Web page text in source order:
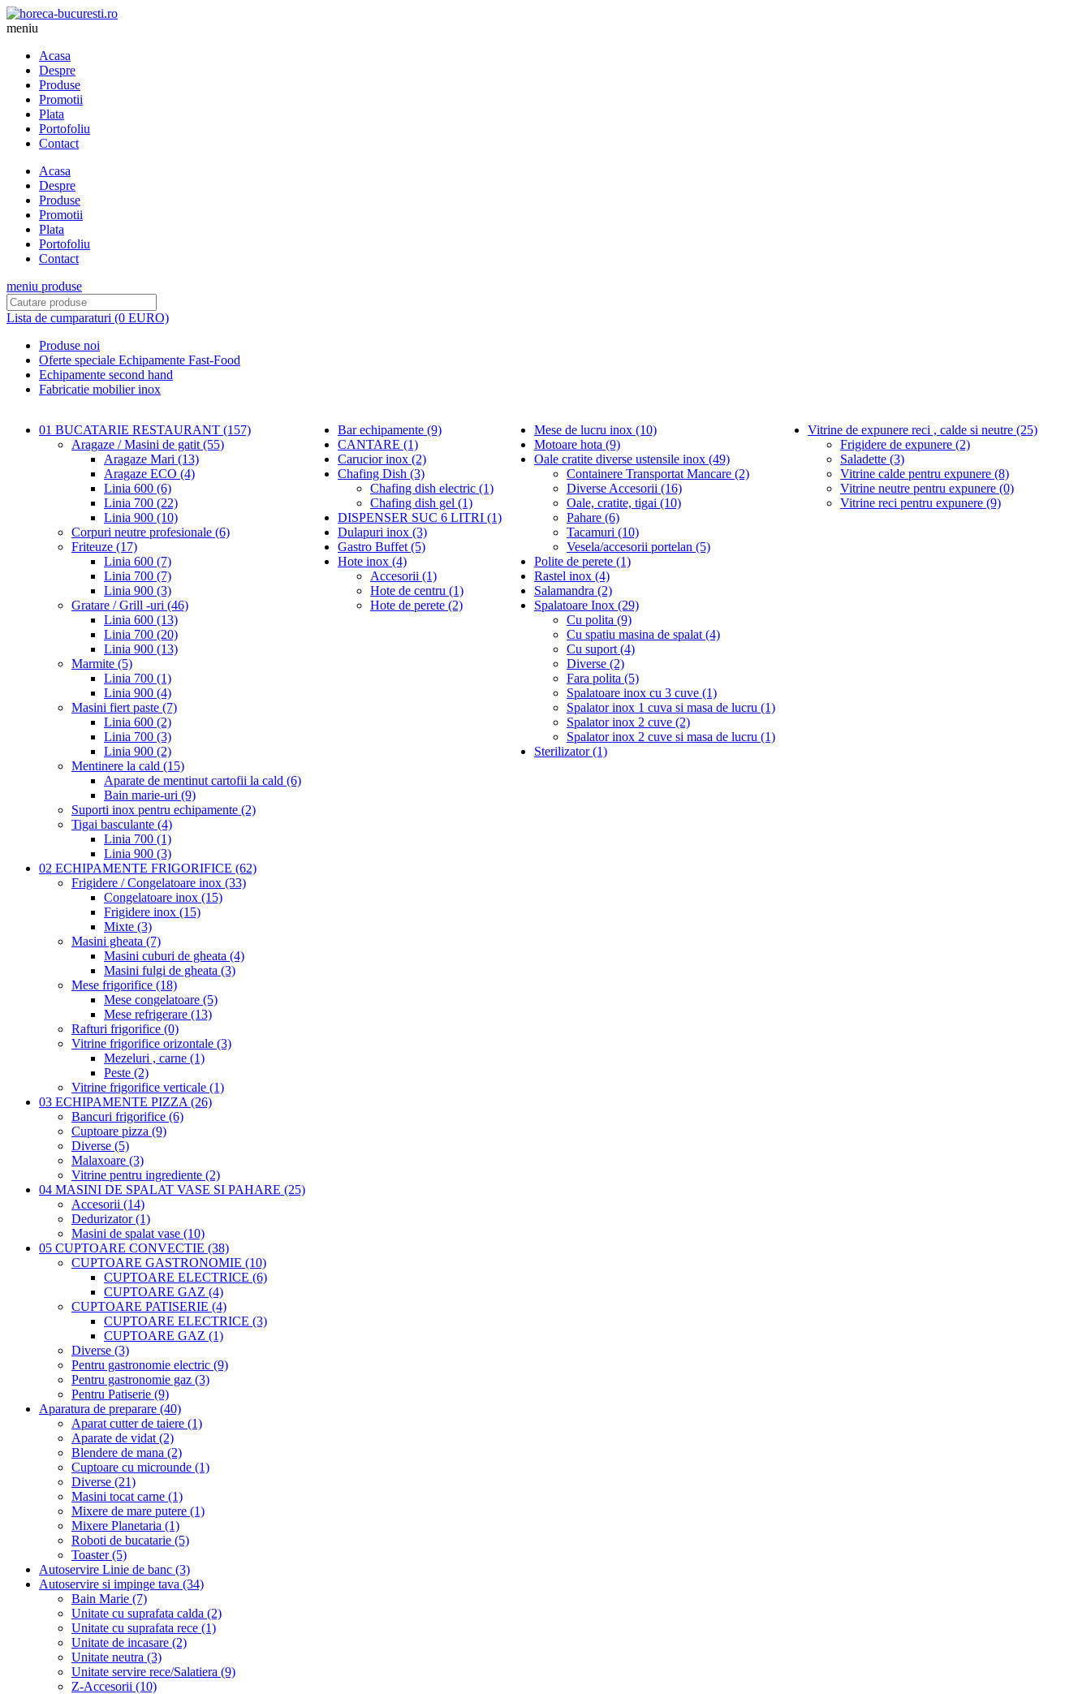
meniu
Acasa
Despre
Produse
Promotii
Plata
Portofoliu
Contact
Acasa
Despre
Produse
Promotii
Plata
Portofoliu
Contact
meniu produse
Lista de cumparaturi (0 EURO)
Produse noi
Oferte speciale Echipamente Fast-Food
Echipamente second hand
Fabricatie mobilier inox
01 BUCATARIE RESTAURANT (157)
Aragaze / Masini de gatit (55)
Aragaze Mari (13)
Aragaze ECO (4)
Linia 600 (6)
Linia 700 (22)
Linia 900 (10)
Corpuri neutre profesionale (6)
Friteuze (17)
Linia 600 (7)
Linia 700 (7)
Linia 900 (3)
Gratare / Grill -uri (46)
Linia 600 (13)
Linia 700 (20)
Linia 900 (13)
Marmite (5)
Linia 700 (1)
Linia 900 (4)
Masini fiert paste (7)
Linia 600 (2)
Linia 700 (3)
Linia 900 (2)
Mentinere la cald (15)
Aparate de mentinut cartofii la cald (6)
Bain marie-uri (9)
Suporti inox pentru echipamente (2)
Tigai basculante (4)
Linia 700 (1)
Linia 900 (3)
02 ECHIPAMENTE FRIGORIFICE (62)
Frigidere / Congelatoare inox (33)
Congelatoare inox (15)
Frigidere inox (15)
Mixte (3)
Masini gheata (7)
Masini cuburi de gheata (4)
Masini fulgi de gheata (3)
Mese frigorifice (18)
Mese congelatoare (5)
Mese refrigerare (13)
Rafturi frigorifice (0)
Vitrine frigorifice orizontale (3)
Mezeluri , carne (1)
Peste (2)
Vitrine frigorifice verticale (1)
03 ECHIPAMENTE PIZZA (26)
Bancuri frigorifice (6)
Cuptoare pizza (9)
Diverse (5)
Malaxoare (3)
Vitrine pentru ingrediente (2)
04 MASINI DE SPALAT VASE SI PAHARE (25)
Accesorii (14)
Dedurizator (1)
Masini de spalat vase (10)
05 CUPTOARE CONVECTIE (38)
CUPTOARE GASTRONOMIE (10)
CUPTOARE ELECTRICE (6)
CUPTOARE GAZ (4)
CUPTOARE PATISERIE (4)
CUPTOARE ELECTRICE (3)
CUPTOARE GAZ (1)
Diverse (3)
Pentru gastronomie electric (9)
Pentru gastronomie gaz (3)
Pentru Patiserie (9)
Aparatura de preparare (40)
Aparat cutter de taiere (1)
Aparate de vidat (2)
Blendere de mana (2)
Cuptoare cu microunde (1)
Diverse (21)
Masini tocat carne (1)
Mixere de mare putere (1)
Mixere Planetaria (1)
Roboti de bucatarie (5)
Toaster (5)
Autoservire Linie de banc (3)
Autoservire si impinge tava (34)
Bain Marie (7)
Unitate cu suprafata calda (2)
Unitate cu suprafata rece (1)
Unitate de incasare (2)
Unitate neutra (3)
Unitate servire rece/Salatiera (9)
Z-Accesorii (10)
Bar echipamente (9)
CANTARE (1)
Carucior inox (2)
Chafing Dish (3)
Chafing dish electric (1)
Chafing dish gel (1)
DISPENSER SUC 6 LITRI (1)
Dulapuri inox (3)
Gastro Buffet (5)
Hote inox (4)
Accesorii (1)
Hote de centru (1)
Hote de perete (2)
Mese de lucru inox (10)
Motoare hota (9)
Oale cratite diverse ustensile inox (49)
Containere Transportat Mancare (2)
Diverse Accesorii (16)
Oale, cratite, tigai (10)
Pahare (6)
Tacamuri (10)
Vesela/accesorii portelan (5)
Polite de perete (1)
Rastel inox (4)
Salamandra (2)
Spalatoare Inox (29)
Cu polita (9)
Cu spatiu masina de spalat (4)
Cu suport (4)
Diverse (2)
Fara polita (5)
Spalatoare inox cu 3 cuve (1)
Spalator inox 1 cuva si masa de lucru (1)
Spalator inox 2 cuve (2)
Spalator inox 2 cuve si masa de lucru (1)
Sterilizator (1)
Vitrine de expunere reci , calde si neutre (25)
Frigidere de expunere (2)
Saladette (3)
Vitrine calde pentru expunere (8)
Vitrine neutre pentru expunere (0)
Vitrine reci pentru expunere (9)